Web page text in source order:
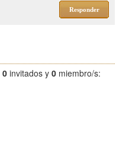
Responder
0 invitados y 0 miembro/s: